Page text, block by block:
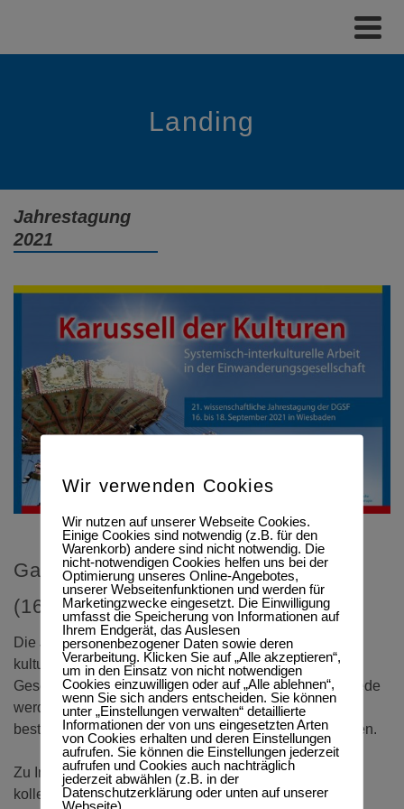
Landing
Jahrestagung
2021
Gastspeaker: Auma Obama
(16.09.21 in Wiesbaden)
Die Jahrestagung möchte den Blick in eine lebendige,
kulturell vielfältige und sich ständig bewegende
Gesellschaft werfen. Gemeinsamkeiten und Unterschiede
werden ebenso Thema sein wie die Betrachtung
bestimmter Verhaltensweisen in verschiedenen Kulturen.
Zu Interaktionen, Diskussionen, fachlichem Austausch,
kollegialer Weiterentwicklung und interkulturellem
Wir verwenden Cookies
Wir nutzen auf unserer Webseite Cookies.
Einige Cookies sind notwendig (z.B. für den
Warenkorb) andere sind nicht notwendig. Die
nicht-notwendigen Cookies helfen uns bei der
Optimierung unseres Online-Angebotes,
unserer Webseitenfunktionen und werden für
Marketingzwecke eingesetzt. Die Einwilligung
umfasst die Speicherung von Informationen auf
Ihrem Endgerät, das Auslesen
personenbezogener Daten sowie deren
Verarbeitung. Klicken Sie auf „Alle akzeptieren“,
um in den Einsatz von nicht notwendigen
Cookies einzuwilligen oder auf „Alle ablehnen“,
wenn Sie sich anders entscheiden. Sie können
unter „Einstellungen verwalten“ detaillierte
Informationen der von uns eingesetzten Arten
von Cookies erhalten und deren Einstellungen
aufrufen. Sie können die Einstellungen jederzeit
aufrufen und Cookies auch nachträglich
jederzeit abwählen (z.B. in der
Datenschutzerklärung oder unten auf unserer
Webseite).